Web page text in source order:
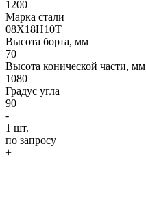
1200
Марка стали
08Х18Н10Т
Высота борта, мм
70
Высота конической части, мм
1080
Градус угла
90
-
1 шт.
по запросу
+